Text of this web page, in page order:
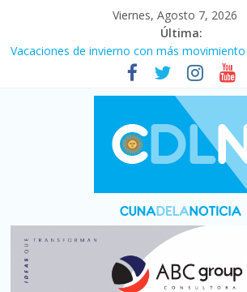
Viernes, Agosto 7, 2026
Última:
Desde que asumió Milei cerraron 41.000
denuncia crisis como en 2001
Vacaciones de invierno con más movimiento
turístico: 4,6 millones de personas viajaron
Fuerte caída de la venta de autos usados en
Central venció 1 a 0 al River de Coudet en el
La morosidad alcanzó su nivel más alto en
afecta a 400 mil deudores en Santa Fe